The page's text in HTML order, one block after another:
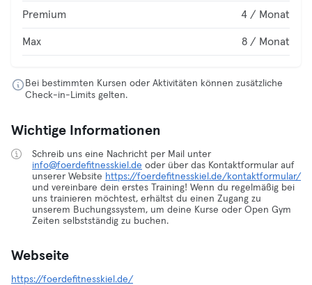
Premium 4 / Monat
Max 8 / Monat
Bei bestimmten Kursen oder Aktivitäten können zusätzliche
Check-in-Limits gelten.
Wichtige Informationen
Schreib uns eine Nachricht per Mail unter
info@foerdefitnesskiel.de oder über das Kontaktformular auf
unserer Website https://foerdefitnesskiel.de/kontaktformular/
und vereinbare dein erstes Training! Wenn du regelmäßig bei
uns trainieren möchtest, erhältst du einen Zugang zu
unserem Buchungssystem, um deine Kurse oder Open Gym
Zeiten selbstständig zu buchen.
Webseite
https://foerdefitnesskiel.de/